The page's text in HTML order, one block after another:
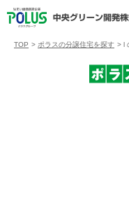
TOP > ポラスの分譲住宅を探す > l